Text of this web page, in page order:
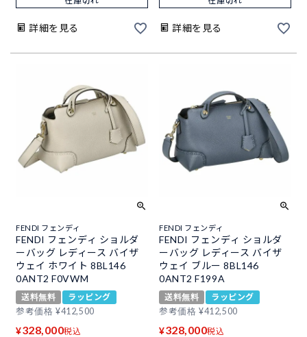
詳細を見る 詳細を見る
FENDI フェンディ
FENDI フェンディ ショルダ
ーバッグ レディース バイザ
ウェイ ホワイト 8BL146
0ANT2 F0VWM
送料無料
ラッピング
参考価格 ¥412,500
¥328,000税込
FENDI フェンディ
FENDI フェンディ ショルダ
ーバッグ レディース バイザ
ウェイ ブルー 8BL146
0ANT2 F199A
送料無料
ラッピング
参考価格 ¥412,500
¥328,000税込